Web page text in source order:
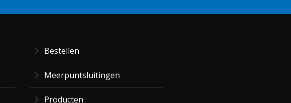
Bestellen
Meerpuntsluitingen
Producten